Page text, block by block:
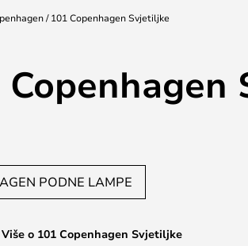
101 Copenhagen Svjetiljke
Copenhagen
PODNE LAMPE
Više o 101 Copenhagen Svjetiljke